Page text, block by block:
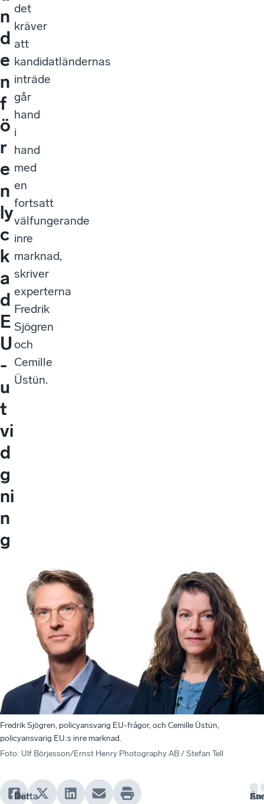
n
d
e
n
f
ö
r
e
n
ly
c
k
a
d
E
U
-
u
t
vi
d
g
ni
n
g
det
kräver
att
kandidatländernas
inträde
går
hand
i
hand
med
en
fortsatt
välfungerande
inre
marknad,
skriver
experterna
Fredrik
Sjögren
och
Cemille
Üstün.
Fredrik Sjögren, policyansvarig EU-frågor, och Cemille Üstün,
policyansvarig EU:s inre marknad.
Foto: Ulf Börjesson/Ernst Henry Photography AB / Stefan Tell
Det
När
Detta
En